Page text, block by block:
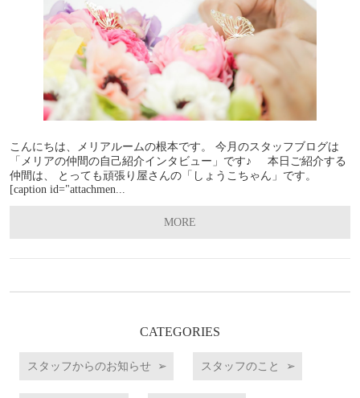
こんにちは、メリアルームの根本です。 今月のスタッフブログは
「メリアの仲間の自己紹介インタビュー」です♪ 本日ご紹介する
仲間は、 とっても頑張り屋さんの「しょうこちゃん」です。
[caption id="attachmen...
MORE
CATEGORIES
スタッフからのお知らせ スタッフのこと